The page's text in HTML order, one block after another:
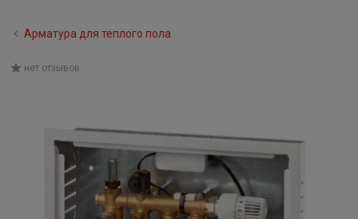
Арматура для теплого пола
нет отзывов